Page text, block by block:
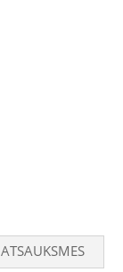
ATSAUKSMES